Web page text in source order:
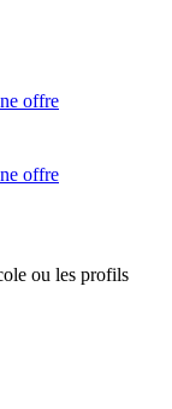
offre
offre
ou les profils